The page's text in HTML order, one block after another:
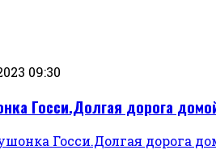
09:30
Госси.Долгая дорога